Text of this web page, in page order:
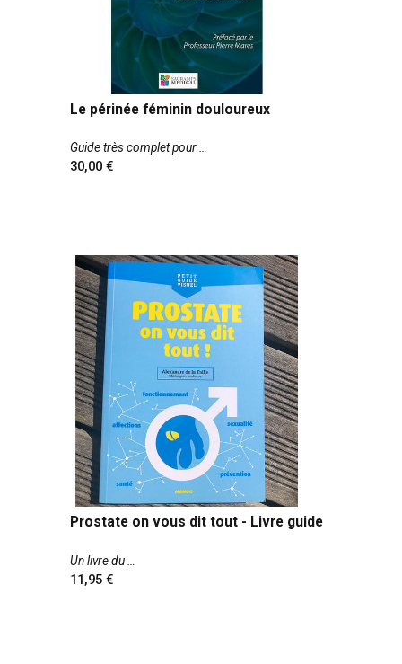
Le périnée féminin douloureux
Guide très complet pour
30,00
Prostate on vous dit tout - Livre guide
Un livre du
11,95